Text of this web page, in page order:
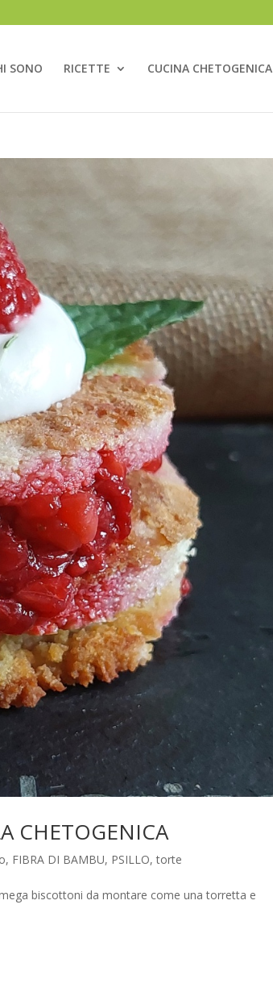
SONO RICETTE CUCINA CHETOGENICA
CHETOGENICA
, FIBRA DI BAMBU, PSILLO,torte
biscottoni da montare come una torretta e